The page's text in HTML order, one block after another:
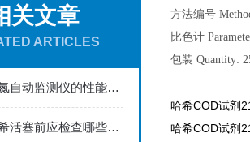
关文章
ARTICLES
在线氨氮自动监测仪的性能特点
安装哈希活塞前应检查哪些内容？
方法编号
比色计
包装 Quantity:
哈希COD试剂
哈希COD试剂